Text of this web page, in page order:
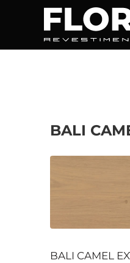
BALI
BALI CAMEL